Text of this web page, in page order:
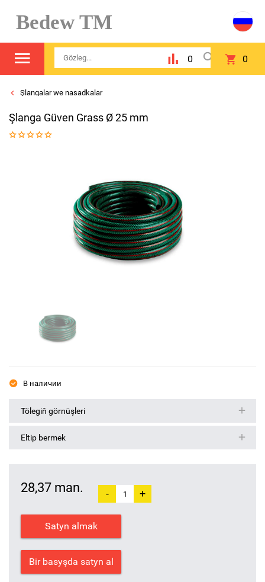
Bedew TM
0 0
Şlangalar we nasadkalar
Şlanga Güven Grass Ø 25 mm
В наличии
Tölegiň görnüşleri
Eltip bermek
28,37 man. - +
Satyn almak
Bir basyşda satyn al